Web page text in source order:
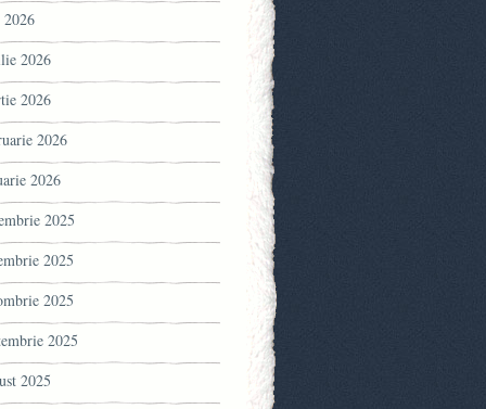
2026
2026
2026
2026
2025
2025
2025
2025
2025